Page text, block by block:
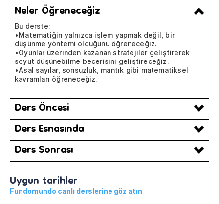
Neler Öğreneceğiz
Bu derste:
•Matematiğin yalnızca işlem yapmak değil, bir
düşünme yöntemi olduğunu öğreneceğiz.
•Oyunlar üzerinden kazanan stratejiler geliştirerek
soyut düşünebilme becerisini geliştireceğiz.
•Asal sayılar, sonsuzluk, mantık gibi matematiksel
kavramları öğreneceğiz.
Ders Öncesi
Ders Esnasında
Ders Sonrası
Uygun tarihler
Fundomundo canlı derslerine göz atın